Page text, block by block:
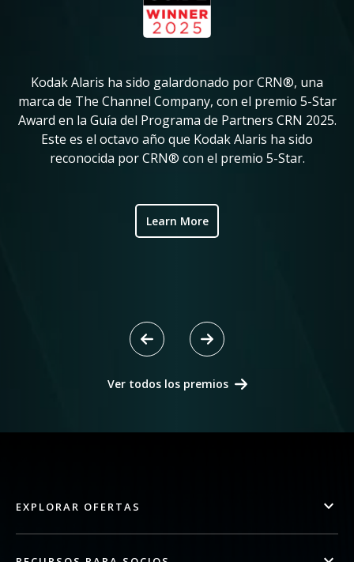
Kodak Alaris ha sido galardonado por CRN®, una
marca de The Channel Company, con el premio 5-Star
Award en la Guía del Programa de Partners CRN 2025.
Este es el octavo año que Kodak Alaris ha sido
reconocida por CRN® con el premio 5-Star.
Learn More
Ver todos los premios
EXPLORAR OFERTAS